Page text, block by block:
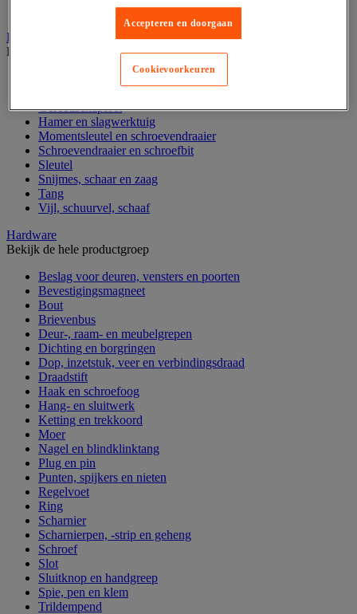
Verrijdbare werktafel
Handgereedschap
Bekijk de hele productgroep
Gereedschapsset
Hamer en slagwerktuig
Momentsleutel en schroevendraaier
Schroevendraaier en schroefbit
Sleutel
Snijmes, schaar en zaag
Tang
Vijl, schuurvel, schaaf
Hardware
Bekijk de hele productgroep
Beslag voor deuren, vensters en poorten
Bevestigingsmagneet
Bout
Brievenbus
Deur-, raam- en meubelgrepen
Dichting en borgringen
Dop, inzetstuk, veer en verbindingsdraad
Draadstift
Haak en schroefoog
Hang- en sluitwerk
Ketting en trekkoord
Moer
Nagel en blindklinktang
Plug en pin
Punten, spijkers en nieten
Regelvoet
Ring
Scharnier
Scharnierpen, -strip en geheng
Schroef
Slot
Sluitknop en handgreep
Spie, pen en klem
Trildempend
Accepteren en doorgaan
Cookievoorkeuren